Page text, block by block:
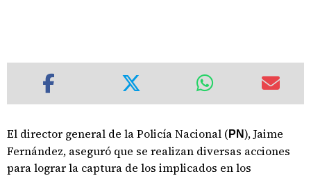
El director general de la Policía Nacional ( PN), Jaime
Fernández, aseguró que se realizan diversas acciones
para lograr la captura de los implicados en los